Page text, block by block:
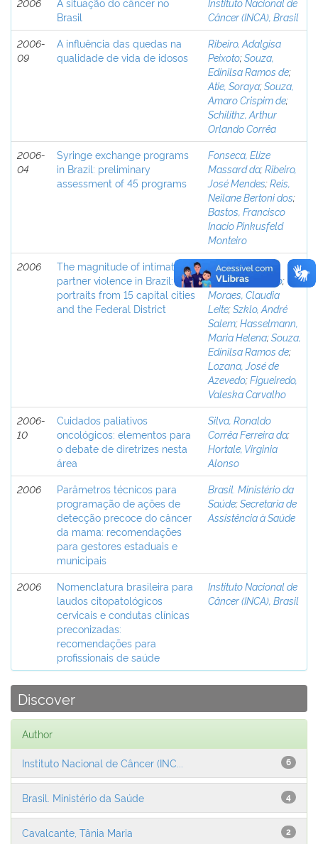
Brasil
Câncer (INCA), Brasil
2006-
09
A influência das quedas na
qualidade de vida de idosos
Ribeiro, Adalgisa
Peixoto;Souza,
Edinilsa Ramos de;
Atie, Soraya;Souza,
Amaro Crispim de;
Schilithz, Arthur
Orlando Corrêa
2006-
04
Syringe exchange programs
in Brazil: preliminary
assessment of 45 programs
Fonseca, Elize
Massard da;Ribeiro,
José Mendes;Reis,
Neilane Bertoni dos;
Bastos, Francisco
Inacio Pinkusfeld
Monteiro
2006
The magnitude of intimate
partner violence in Brazil:
portraits from 15 capital cities
and the Federal District
Reichenheim,
Michael Eduardo;
Moraes, Claudia
Leite;Szklo, André
Salem;Hasselmann,
Maria Helena;Souza,
Edinilsa Ramos de;
Lozana, José de
Azevedo;Figueiredo,
Valeska Carvalho
2006-
10
Cuidados paliativos
oncológicos: elementos para
o debate de diretrizes nesta
área
Silva, Ronaldo
Corrêa Ferreira da;
Hortale, Virginia
Alonso
2006
Parâmetros técnicos para
programação de ações de
detecção precoce do câncer
da mama: recomendações
para gestores estaduais e
municipais
Brasil. Ministério da
Saúde;Secretaria de
Assistência à Saúde
2006
Nomenclatura brasileira para
laudos citopatológicos
cervicais e condutas clínicas
preconizadas:
recomendações para
profissionais de saúde
Instituto Nacional de
Câncer (INCA), Brasil
Discover
Author
6
Instituto Nacional de Câncer (INC...
4
Brasil. Ministério da Saúde
2
Cavalcante, Tânia Maria